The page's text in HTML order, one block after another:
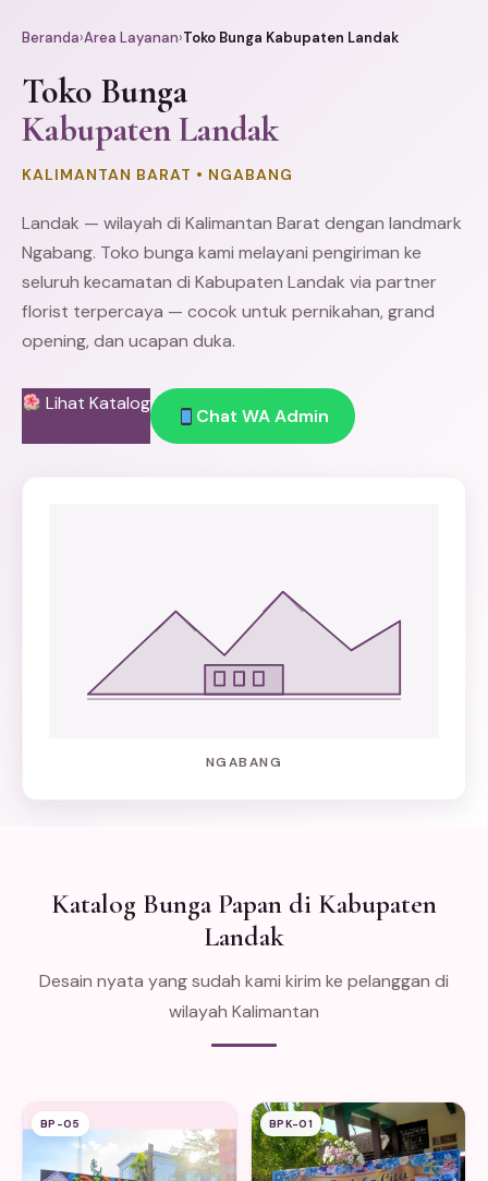
Beranda›Area Layanan›Toko Bunga Kabupaten Landak
Toko Bunga
Kabupaten Landak
KALIMANTAN BARAT • NGABANG
Landak — wilayah di Kalimantan Barat dengan landmark
Ngabang. Toko bunga kami melayani pengiriman ke
seluruh kecamatan di Kabupaten Landak via partner
florist terpercaya — cocok untuk pernikahan, grand
opening, dan ucapan duka.
Lihat Katalog
Chat WA Admin
NGABANG
Katalog Bunga Papan di Kabupaten
Landak
Desain nyata yang sudah kami kirim ke pelanggan di
wilayah Kalimantan
BP-05 BPK-01